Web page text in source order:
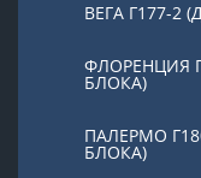
ВЕГА Г177-2
ФЛОРЕНЦИЯ
БЛОКА)
ПАЛЕРМО
БЛОКА)